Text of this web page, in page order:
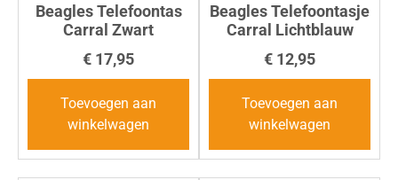
Beagles Telefoontas
Carral Zwart
€ 17,95
Toevoegen aan
winkelwagen
Beagles Telefoontasje
Carral Lichtblauw
€ 12,95
Toevoegen aan
winkelwagen